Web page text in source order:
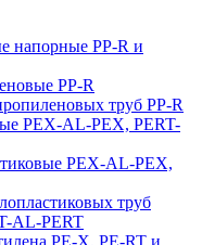
напорные PP-R и
PP-R
труб PP-R
PEX-AL-PEX, PERT-
PEX-AL-PEX,
труб
AL-PERT
PE-X, PE-RT и